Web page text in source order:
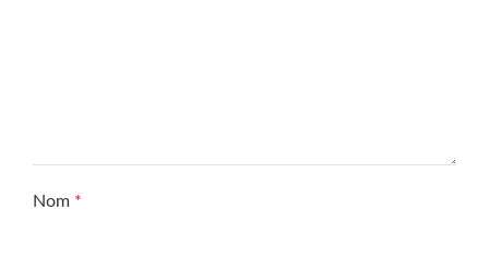
Nom *